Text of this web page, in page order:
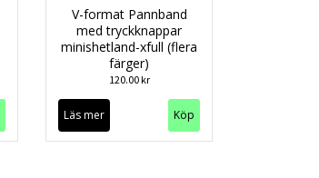
V-format Pannband
med tryckknappar
minishetland-xfull (flera
färger)
120.00 kr
Läs mer Köp